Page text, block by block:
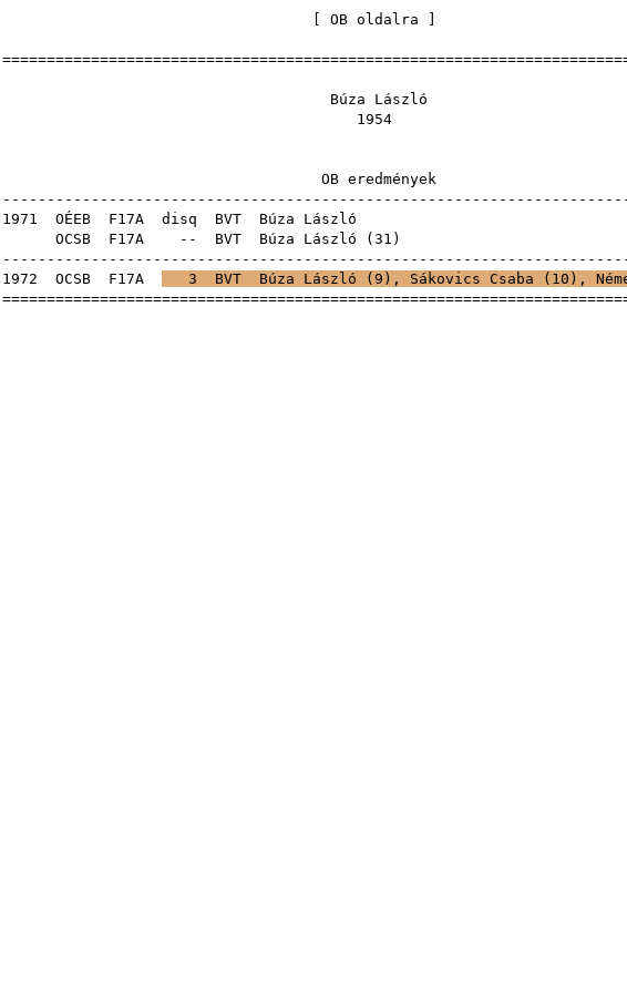
OB oldalra
Búza
OB
1971 OÉEB F17A disq BVT Búza
OCSB F17A -- BVT Búza László ( 31
1972 OCSB F17A 3 BVT Búza László ( 9 ), Sákovics Csaba ( 10 ),